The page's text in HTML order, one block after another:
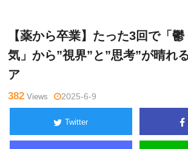
【薬から卒業】たった3回で「
気」から”視界”と”思考”が晴れ
ア
382 Views 2025-6-9
Twitter